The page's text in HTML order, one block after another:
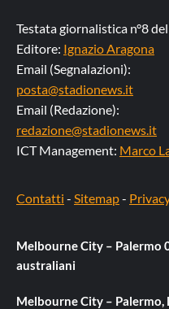
Testata giornalistica n°8
Editore: Ignazio Aragona
Email (Segnalazioni):
posta@stadionews.it
Email (Redazione):
redazione@stadionews.it
ICT Management: Marco
Contatti - Sitemap-
Melbourne City – Palermo
australiani
Melbourne City –